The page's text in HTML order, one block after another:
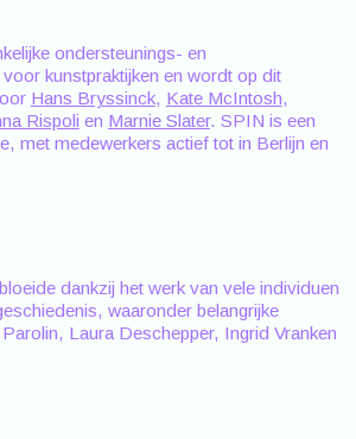
ondersteunings- en
kunstpraktijken en wordt op dit
Hans Bryssinck, Kate McIntosh,
Rispoli en Marnie Slater. SPIN is een
met medewerkers actief tot in Berlijn en
dankzij het werk van vele individuen
waaronder belangrijke
Laura Deschepper, Ingrid Vranken